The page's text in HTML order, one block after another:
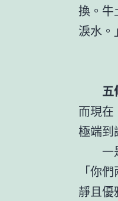
換。牛
淚水。
五
而現
極端到
一
「你
靜且優